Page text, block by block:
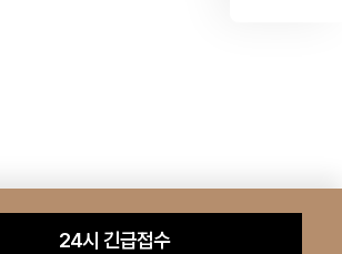
24시 긴급접수